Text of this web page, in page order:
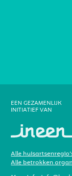
EEN GEZAMENLIJK
INITIATIEF VAN
Alle
Alle betrokken